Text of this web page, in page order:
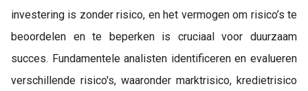
investering is zonder risico, en het vermogen om risico’s te
beoordelen en te beperken is cruciaal voor duurzaam
succes. Fundamentele analisten identificeren en evalueren
verschillende risico's, waaronder marktrisico, kredietrisico